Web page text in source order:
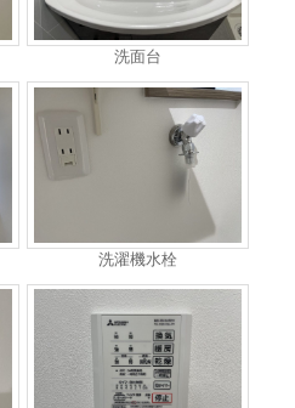
洗面台
洗濯機水栓